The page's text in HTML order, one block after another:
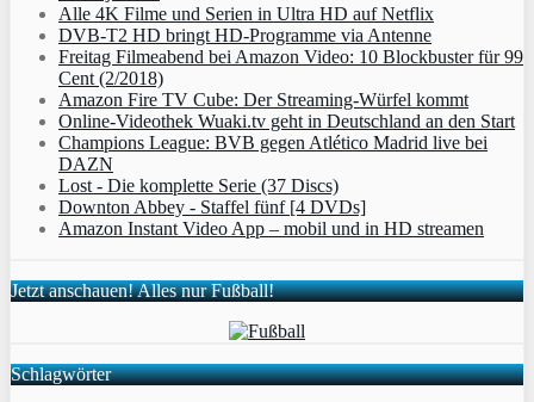
Alle 4K Filme und Serien in Ultra HD auf Netflix
DVB-T2 HD bringt HD-Programme via Antenne
Freitag Filmeabend bei Amazon Video: 10 Blockbuster für 99
Cent (2/2018)
Amazon Fire TV Cube: Der Streaming-Würfel kommt
Online-Videothek Wuaki.tv geht in Deutschland an den Start
Champions League: BVB gegen Atlético Madrid live bei
DAZN
Lost - Die komplette Serie (37 Discs)
Downton Abbey - Staffel fünf [4 DVDs]
Amazon Instant Video App – mobil und in HD streamen
Jetzt anschauen! Alles nur Fußball!
Schlagwörter